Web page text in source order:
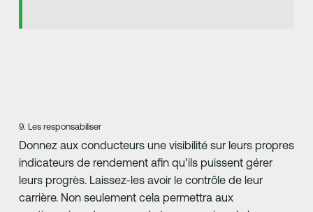
9. Les responsabiliser
Donnez aux conducteurs une visibilité sur leurs propres
indicateurs de rendement afin qu'ils puissent gérer
leurs progrès. Laissez-les avoir le contrôle de leur
carrière. Non seulement cela permettra aux